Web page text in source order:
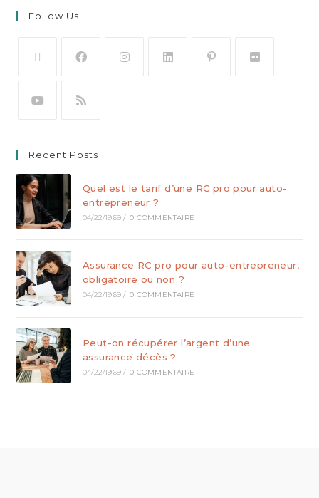
Follow Us
Recent Posts
Quel est le tarif d’une RC pro pour auto-
entrepreneur ?
04/22/1969 / 0 COMMENTAIRE
Assurance RC pro pour auto-entrepreneur,
obligatoire ou non ?
04/22/1969 / 0 COMMENTAIRE
Peut-on récupérer l’argent d’une
assurance décès ?
04/22/1969 / 0 COMMENTAIRE